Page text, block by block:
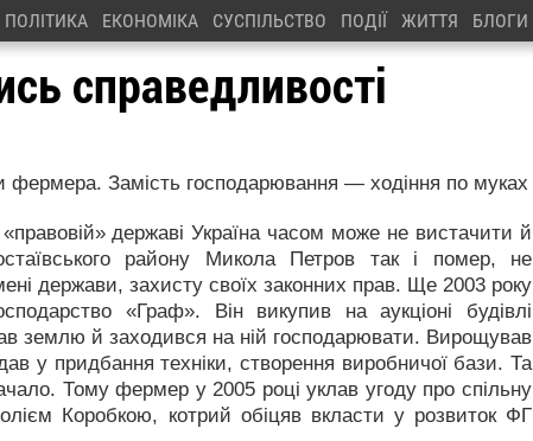
ПОЛІТИКА ЕКОНОМІКА СУСПІЛЬСТВО ПОДІЇ ЖИТТЯ БЛОГИ
справедливості
фермера. Замість господарювання — ходіння по муках
державі Україна часом може не вистачити й
району Микола Петров так і помер, не
держави, захисту своїх законних прав. Ще 2003 року
«Граф». Він викупив на аукціоні будівлі
землю й заходився на ній господарювати. Вирощував
у придбання техніки, створення виробничої бази. Та
Тому фермер у 2005 році уклав угоду про спільну
Коробкою, котрий обіцяв вкласти у розвиток ФГ